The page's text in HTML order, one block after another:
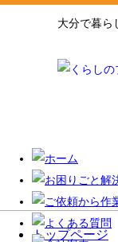
大分で暮ら
トップページ